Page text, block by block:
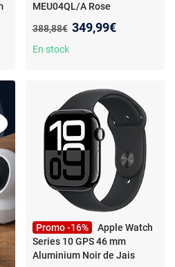
MEU04QL/A Rose
Ancien prix :
388,88€ Nouveau prix :
349,99€
En stock
Promo -16%
Apple Watch
Series 10 GPS 46 mm
Aluminium Noir de Jais